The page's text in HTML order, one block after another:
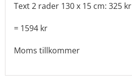
Text 2 rader 130 x 15 cm: 325 kr
= 1594 kr
Moms tillkommer